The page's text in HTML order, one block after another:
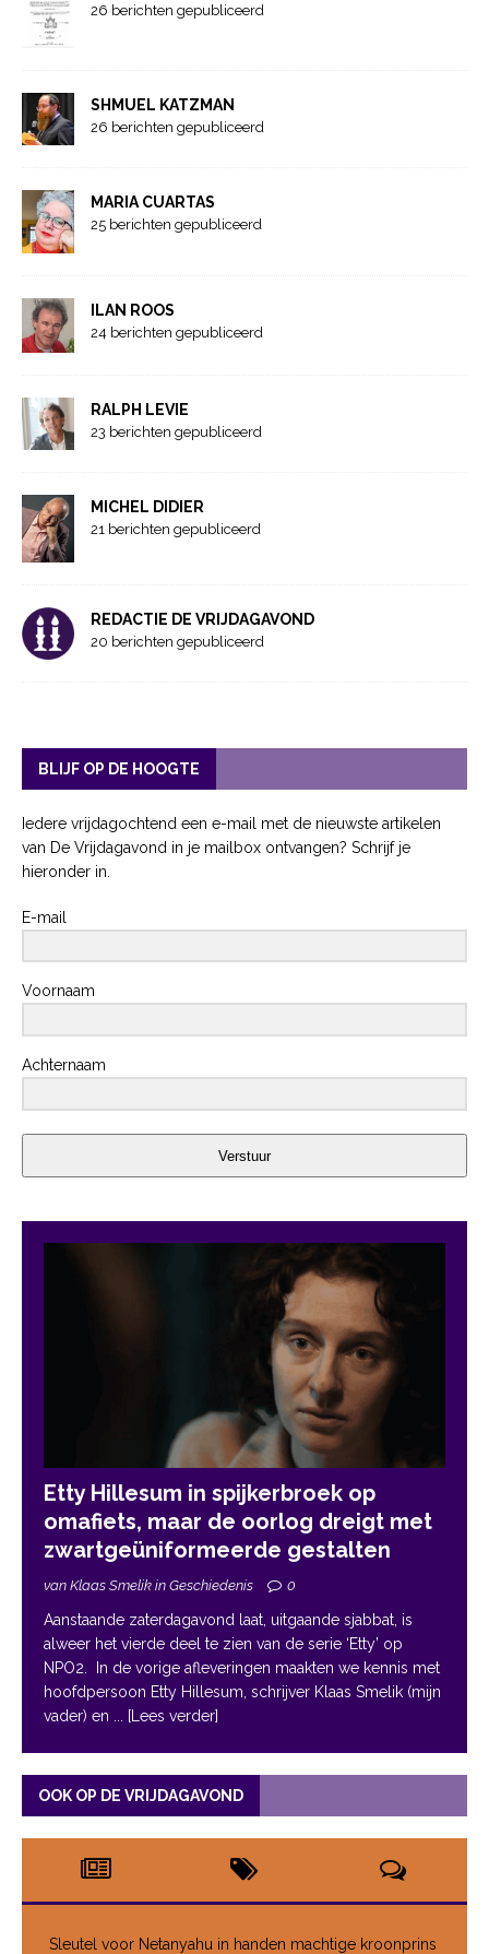
26 berichten gepubliceerd
SHMUEL KATZMAN
26 berichten gepubliceerd
MARIA CUARTAS
25 berichten gepubliceerd
ILAN ROOS
24 berichten gepubliceerd
RALPH LEVIE
23 berichten gepubliceerd
MICHEL DIDIER
21 berichten gepubliceerd
REDACTIE DE VRIJDAGAVOND
20 berichten gepubliceerd
BLIJF OP DE HOOGTE
Iedere vrijdagochtend een e-mail met de nieuwste artikelen
van De Vrijdagavond in je mailbox ontvangen? Schrijf je
hieronder in.
E-mail
Voornaam
Achternaam
Verstuur
Etty Hillesum in spijkerbroek op
omafiets, maar de oorlog dreigt met
zwartgeüniformeerde gestalten
van Klaas Smelik in Geschiedenis 0
Aanstaande zaterdagavond laat, uitgaande sjabbat, is
alweer het vierde deel te zien van de serie ‘Etty’ op
NPO2. In de vorige afleveringen maakten we kennis met
hoofdpersoon Etty Hillesum, schrijver Klaas Smelik (mijn
vader) en
... [Lees verder]
OOK OP DE VRIJDAGAVOND
Sleutel voor Netanyahu in handen machtige kroonprins